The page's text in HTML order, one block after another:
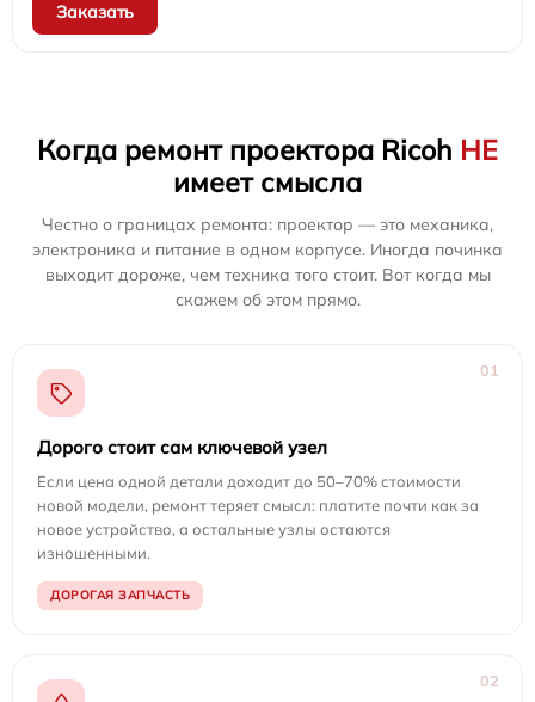
Заказать
Когда ремонт проектора Ricoh НЕ
имеет смысла
Честно о границах ремонта: проектор — это механика,
электроника и питание в одном корпусе. Иногда починка
выходит дороже, чем техника того стоит. Вот когда мы
скажем об этом прямо.
01
Дорого стоит сам ключевой узел
Если цена одной детали доходит до 50–70% стоимости
новой модели, ремонт теряет смысл: платите почти как за
новое устройство, а остальные узлы остаются
изношенными.
ДОРОГАЯ ЗАПЧАСТЬ
02